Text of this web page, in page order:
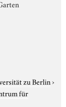
zu Berlin›
für